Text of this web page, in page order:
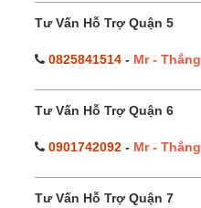
Tư Vấn Hỗ Trợ Quận 5
0825841514 - Mr - Thắng
Tư Vấn Hỗ Trợ Quận 6
0901742092 - Mr - Thắng
Tư Vấn Hỗ Trợ Quận 7